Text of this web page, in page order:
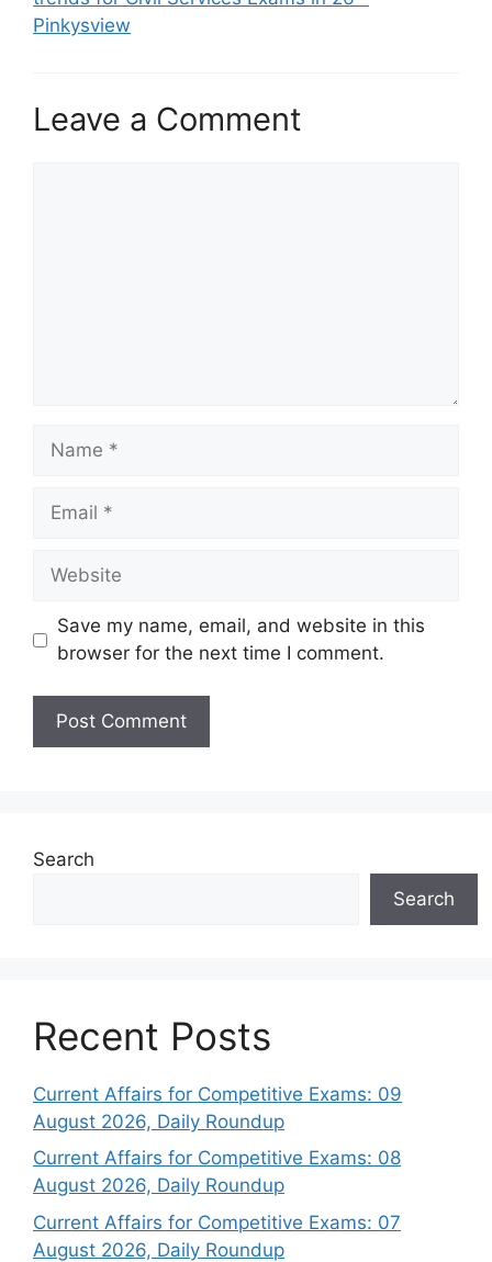
Pinkysview
Leave a Comment
Name
Email
Website
Save my name, email, and website in this
browser for the next time I comment.
Search
Search
Recent Posts
Current Affairs for Competitive Exams: 09
August 2026, Daily Roundup
Current Affairs for Competitive Exams: 08
August 2026, Daily Roundup
Current Affairs for Competitive Exams: 07
August 2026, Daily Roundup